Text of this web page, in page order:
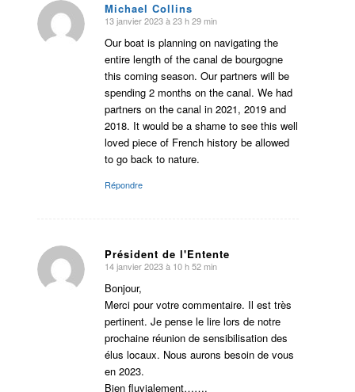
Michael Collins
dit
:
13 janvier 2023 à 23 h 29 min
Our boat is planning on navigating the
entire length of the canal de bourgogne
this coming season. Our partners will be
spending 2 months on the canal. We had
partners on the canal in 2021, 2019 and
2018. It would be a shame to see this well
loved piece of French history be allowed
to go back to nature.
Répondre
Président de l'Entente
dit
:
14 janvier 2023 à 10 h 52 min
Bonjour,
Merci pour votre commentaire. Il est très
pertinent. Je pense le lire lors de notre
prochaine réunion de sensibilisation des
élus locaux. Nous aurons besoin de vous
en 2023.
Bien fluvialement…….